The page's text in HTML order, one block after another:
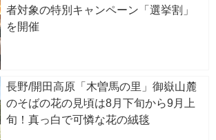
者対象の特別キャンペーン「選挙割」
を開催
長野/開田高原「木曽馬の里」御嶽山麓
のそばの花の見頃は8月下旬から9月上
旬！真っ白で可憐な花の絨毯